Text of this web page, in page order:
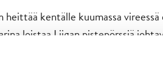
heittää kentälle kuumassa
loistaa Liigan pistepörssiä